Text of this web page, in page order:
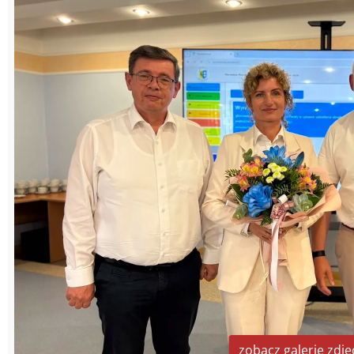
zobacz galerię